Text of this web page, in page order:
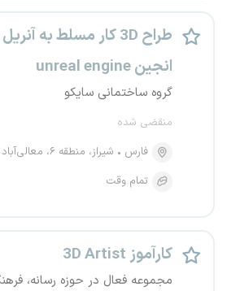
طراح 3D کار مسلط به آنریل
انجین unreal engine
گروه ساختمانی سایکو
منقضی شده
فارس
شیراز، منطقه ۶، معالی‌آباد
تمام وقت
کارآموز 3D Artist
مجموعه فعال در حوزه رسانه،